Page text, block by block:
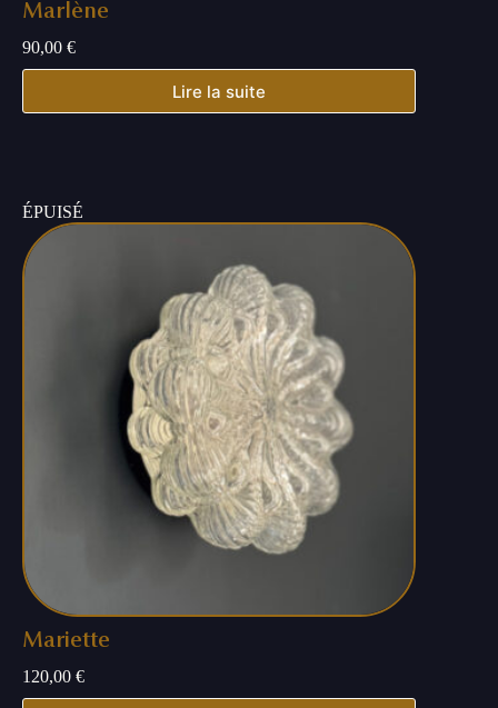
Marlène
90,00 €
Lire la suite
ÉPUISÉ
Mariette
120,00 €